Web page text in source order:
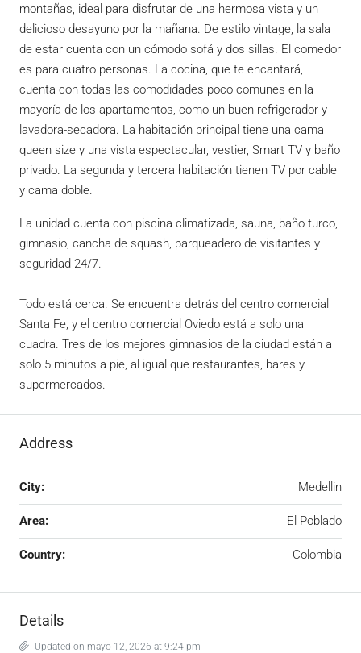
montañas, ideal para disfrutar de una hermosa vista y un
delicioso desayuno por la mañana. De estilo vintage, la sala
de estar cuenta con un cómodo sofá y dos sillas. El comedor
es para cuatro personas. La cocina, que te encantará,
cuenta con todas las comodidades poco comunes en la
mayoría de los apartamentos, como un buen refrigerador y
lavadora-secadora. La habitación principal tiene una cama
queen size y una vista espectacular, vestier, Smart TV y baño
privado. La segunda y tercera habitación tienen TV por cable
y cama doble.
La unidad cuenta con piscina climatizada, sauna, baño turco,
gimnasio, cancha de squash, parqueadero de visitantes y
seguridad 24/7.
Todo está cerca. Se encuentra detrás del centro comercial
Santa Fe, y el centro comercial Oviedo está a solo una
cuadra. Tres de los mejores gimnasios de la ciudad están a
solo 5 minutos a pie, al igual que restaurantes, bares y
supermercados.
Address
City: Medellin
Area: El Poblado
Country: Colombia
Details
Updated on mayo 12, 2026 at 9:24 pm